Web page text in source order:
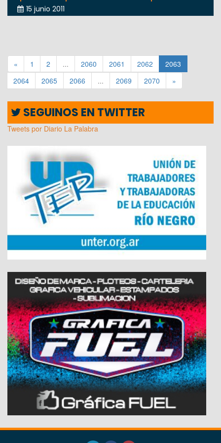
15 junio 2011
« 1 2 ... 2060 2061 2062
2063
2064
2065 2066 ... 2069 2070 »
SEGUINOS EN TWITTER
Tweets por Diario La Palabra